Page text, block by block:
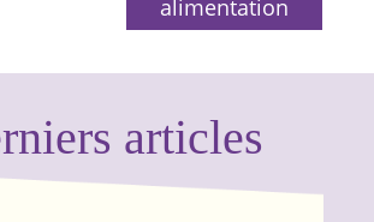
alimentation
articles